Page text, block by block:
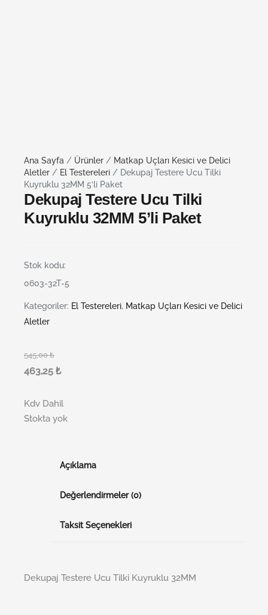
Ana Sayfa / Ürünler / Matkap Uçları Kesici ve Delici
Aletler / El Testereleri / Dekupaj Testere Ucu Tilki
Kuyruklu 32MM 5’li Paket
Dekupaj Testere Ucu Tilki
Kuyruklu 32MM 5’li Paket
Stok kodu:
0603-32T-5
Kategoriler: El Testereleri, Matkap Uçları Kesici ve Delici
Aletler
545,00₺
463,25 ₺
Kdv Dahil
Stokta yok
Açıklama
Değerlendirmeler (0)
Taksit Seçenekleri
Dekupaj Testere Ucu Tilki Kuyruklu 32MM